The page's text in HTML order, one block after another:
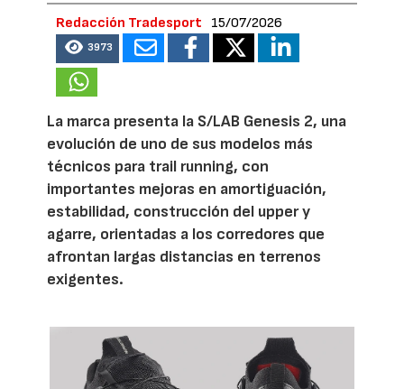
Redacción Tradesport 15/07/2026
3973
La marca presenta la S/LAB Genesis 2, una
evolución de uno de sus modelos más
técnicos para trail running, con
importantes mejoras en amortiguación,
estabilidad, construcción del upper y
agarre, orientadas a los corredores que
afrontan largas distancias en terrenos
exigentes.